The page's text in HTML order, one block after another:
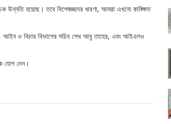
হয়েছে। তবে বিশেষজ্ঞদের ধারণা, আমরা এখনো কাঙ্ক্ষিত
আইন ও বিচার বিভাগের সচিব শেখ আবু তাহের, এবং আইএলও
যোগ দেন।